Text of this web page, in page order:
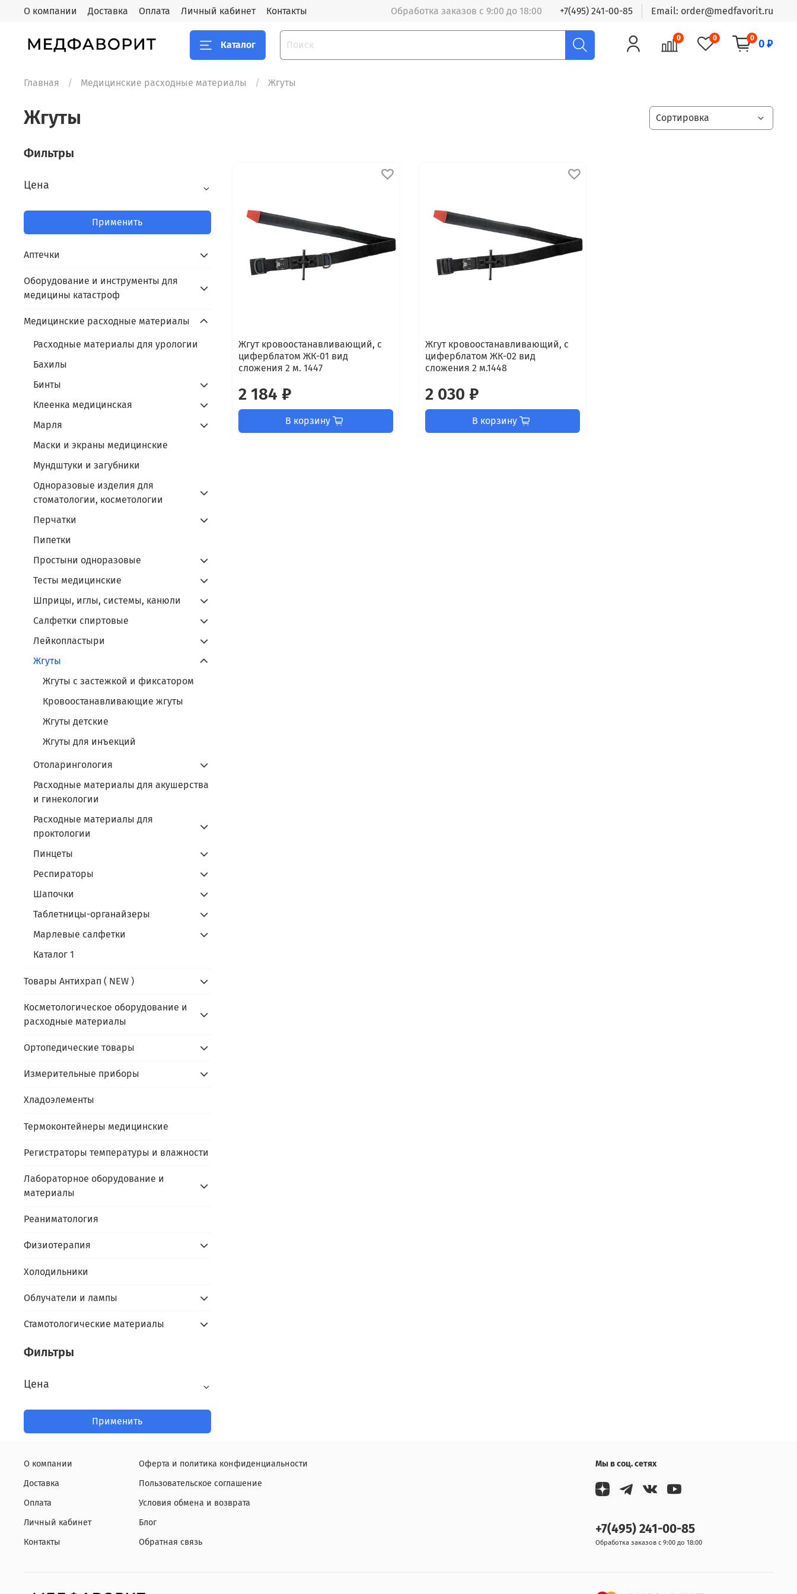
О компании Доставка Оплата Личный кабинет Контакты Обработка заказов с 9:00 до 18:00 +7(495) 241-00-85 Email: order@medfavorit.ru
Каталог
0 0 0 0 ₽
Главная Медицинские расходные материалы Жгуты
Жгуты
Жгут кровоостанавливающий, с
циферблатом ЖК-01 вид
сложения 2 м. 1447
2 184 ₽
В корзину
Жгут кровоостанавливающий, с
циферблатом ЖК-02 вид
сложения 2 м.1448
2 030 ₽
В корзину
Фильтры
Цена
Применить
Аптечки
Оборудование и инструменты для
медицины катастроф
Медицинские расходные материалы
Расходные материалы для урологии
Бахилы
Бинты
Клеенка медицинская
Марля
Маски и экраны медицинские
Мундштуки и загубники
Одноразовые изделия для
стоматологии, косметологии
Перчатки
Пипетки
Простыни одноразовые
Тесты медицинские
Шприцы, иглы, системы, канюли
Салфетки спиртовые
Лейкопластыри
Жгуты
Жгуты с застежкой и фиксатором
Кровоостанавливающие жгуты
Жгуты детские
Жгуты для инъекций
Отоларингология
Расходные материалы для акушерства
и гинекологии
Расходные материалы для
проктологии
Пинцеты
Респираторы
Шапочки
Таблетницы-органайзеры
Марлевые cалфетки
Каталог 1
Товары Антихрап ( NEW )
Косметологическое оборудование и
расходные материалы
Ортопедические товары
Измерительные приборы
Хладоэлементы
Термоконтейнеры медицинские
Регистраторы температуры и влажности
Лабораторное оборудование и
материалы
Реаниматология
Физиотерапия
Холодильники
Облучатели и лампы
Стамотологические материалы
Фильтры
Цена
Применить
О компании
Доставка
Оплата
Личный кабинет
Контакты
Оферта и политика конфиденциальности
Пользовательское соглашение
Условия обмена и возврата
Блог
Обратная связь
Мы в соц. сетях
+7(495) 241-00-85
Обработка заказов с 9:00 до 18:00